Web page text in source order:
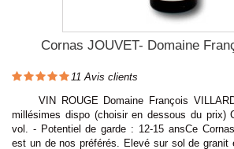
Cornas JOUVET- Domaine
11 Avis clients
VIN ROUGE Domaine François
millésimes dispo (choisir en dessous du prix)
vol. - Potentiel de garde : 12-15 ansCe
est un de nos préférés. Elevé sur sol de